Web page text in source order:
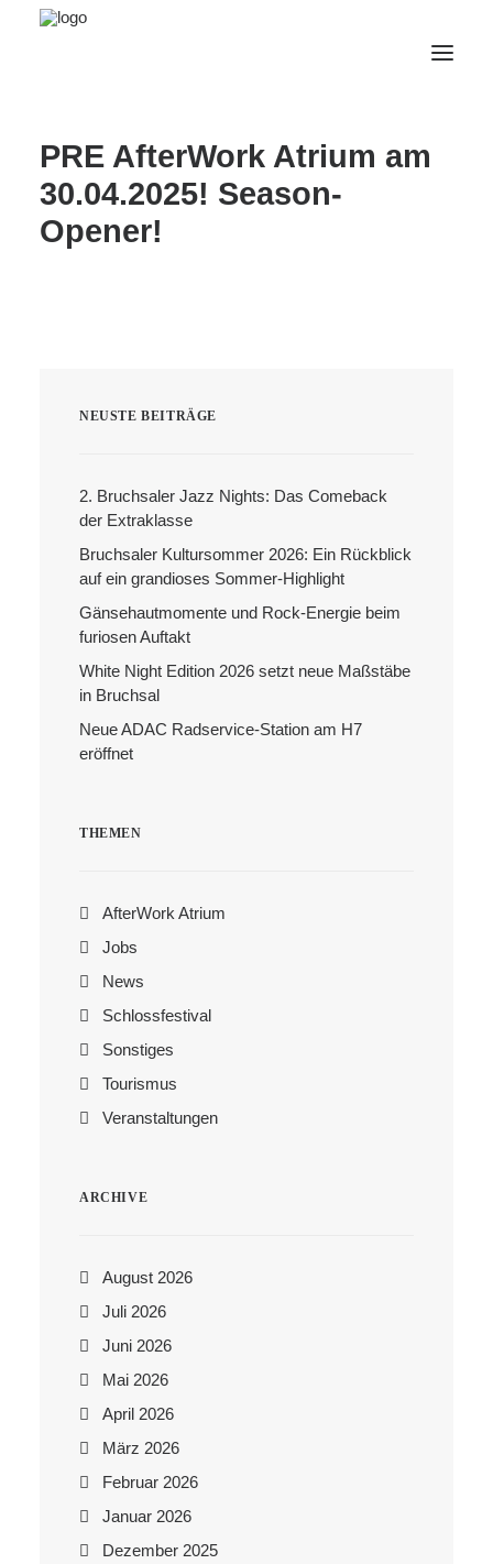
AfterWork 2026
2. Bruchsaler Jazz Nights
Webshop
Kontakt &
Search
PRE AfterWork Atrium am
30.04.2025! Season-
Opener!
NEUSTE BEITRÄGE
2. Bruchsaler Jazz Nights: Das Comeback
der Extraklasse
Bruchsaler Kultursommer 2026: Ein Rückblick
auf ein grandioses Sommer-Highlight
Gänsehautmomente und Rock-Energie beim
furiosen Auftakt
White Night Edition 2026 setzt neue Maßstäbe
in Bruchsal
Neue ADAC Radservice-Station am H7
eröffnet
THEMEN
AfterWork Atrium
Jobs
News
Schlossfestival
Sonstiges
Tourismus
Veranstaltungen
ARCHIVE
August 2026
Juli 2026
Juni 2026
Mai 2026
April 2026
März 2026
Februar 2026
Januar 2026
Dezember 2025